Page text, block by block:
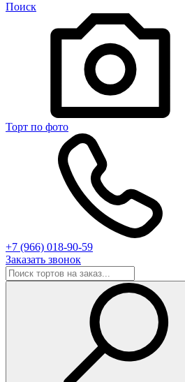
Поиск
Торт по фото
+7 (966) 018-90-59
Заказать звонок